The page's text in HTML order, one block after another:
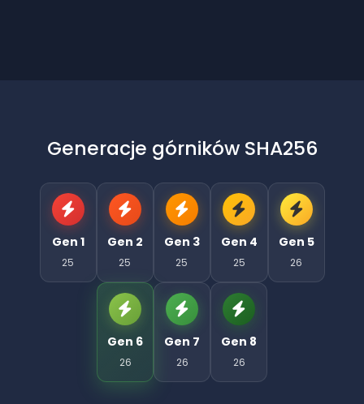
Generacje górników SHA256
Gen 1
25
Gen 2
25
Gen 3
25
Gen 4
25
Gen 5
26
Gen 6
26
Gen 7
26
Gen 8
26